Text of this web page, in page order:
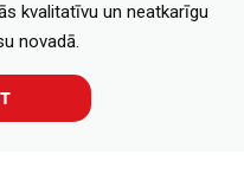
kvalitatīvu un neatkarīgu
novadā.